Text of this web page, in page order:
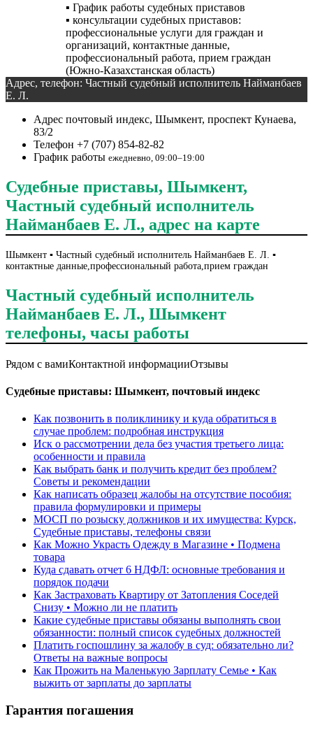
▪️ График работы судебных приставов
▪️ консультации судебных приставов:
профессиональные услуги для граждан и
организаций, контактные данные,
профессиональный работа, прием граждан
(Южно-Казахстанская область)
Адрес, телефон: Частный судебный исполнитель Найманбаев
Е. Л.
Адрес почтовый индекс, Шымкент, проспект Кунаева,
83/2
Телефон +7 (707) 854-82-82
График работы ежедневно, 09:00–19:00
Судебные приставы, Шымкент,
Частный судебный исполнитель
Найманбаев Е. Л., адрес на карте
Шымкент ▪️ Частный судебный исполнитель Найманбаев Е. Л. ▪️
контактные данные,профессиональный работа,прием граждан
Частный судебный исполнитель
Найманбаев Е. Л., Шымкент
телефоны, часы работы
Рядом с вамиКонтактной информацииОтзывы
Судебные приставы: Шымкент, почтовый индекс
Как позвонить в поликлинику и куда обратиться в
случае проблем: подробная инструкция
Иск о рассмотрении дела без участия третьего лица:
особенности и правила
Как выбрать банк и получить кредит без проблем?
Советы и рекомендации
Как написать образец жалобы на отсутствие пособия:
правила формулировки и примеры
МОСП по розыску должников и их имущества: Курск,
Судебные приставы, телефоны связи
Как Можно Украсть Одежду в Магазине • Подмена
товара
Куда сдавать отчет 6 НДФЛ: основные требования и
порядок подачи
Как Застраховать Квартиру от Затопления Соседей
Снизу • Можно ли не платить
Какие судебные приставы обязаны выполнять свои
обязанности: полный список судебных должностей
Платить госпошлину за жалобу в суд: обязательно ли?
Ответы на важные вопросы
Как Прожить на Маленькую Зарплату Семье • Как
выжить от зарплаты до зарплаты
Гарантия погашения